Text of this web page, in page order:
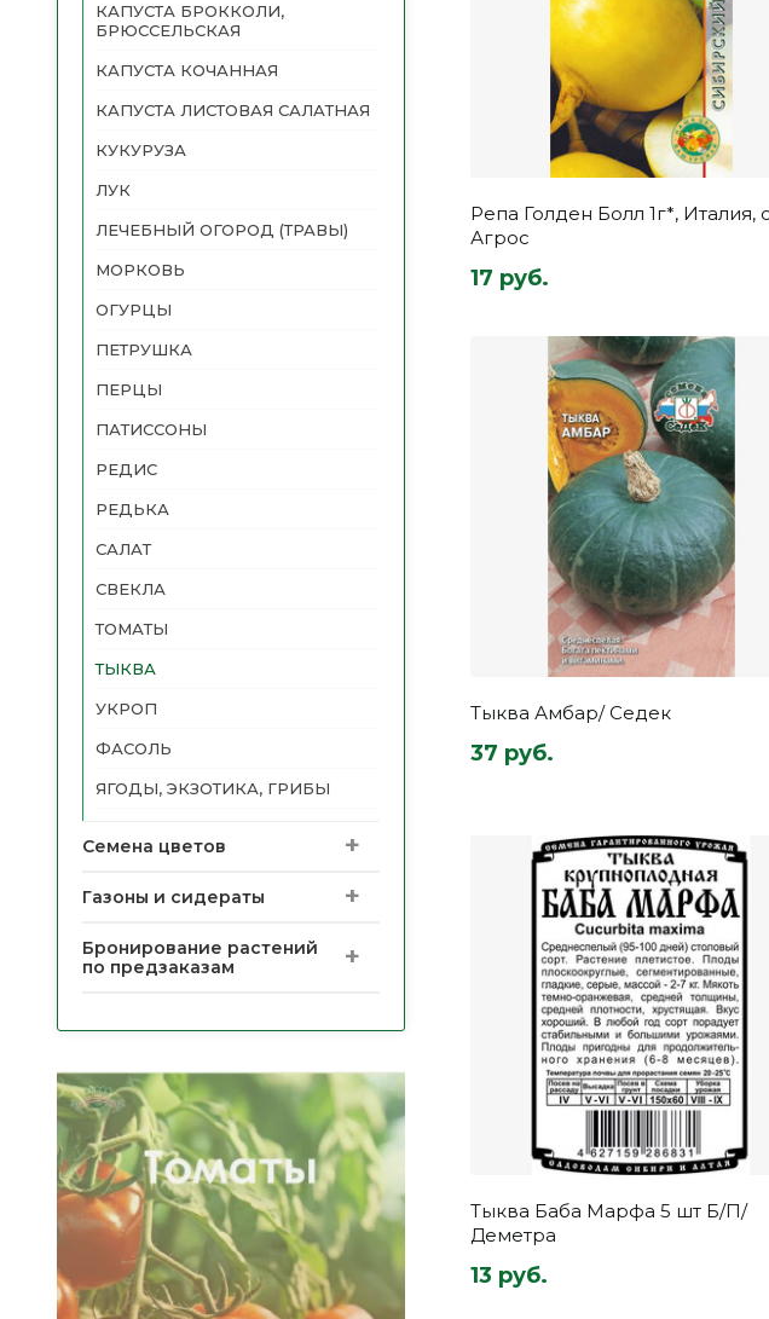
Репа Голден Болл 1г*, Италия,
Агрос
17 руб.
Тыква Амбар/ Седек
37 руб.
Тыква Баба Марфа 5 шт Б/П/
Деметра
13 руб.
КАПУСТА БРОККОЛИ,
БРЮССЕЛЬСКАЯ
КАПУСТА КОЧАННАЯ
КАПУСТА ЛИСТОВАЯ САЛАТНАЯ
КУКУРУЗА
ЛУК
ЛЕЧЕБНЫЙ ОГОРОД (ТРАВЫ)
МОРКОВЬ
ОГУРЦЫ
ПЕТРУШКА
ПЕРЦЫ
ПАТИССОНЫ
РЕДИС
РЕДЬКА
САЛАТ
СВЕКЛА
ТОМАТЫ
ТЫКВА
УКРОП
ФАСОЛЬ
ЯГОДЫ, ЭКЗОТИКА, ГРИБЫ
Семена цветов
Газоны и сидераты
Бронирование растений
по предзаказам